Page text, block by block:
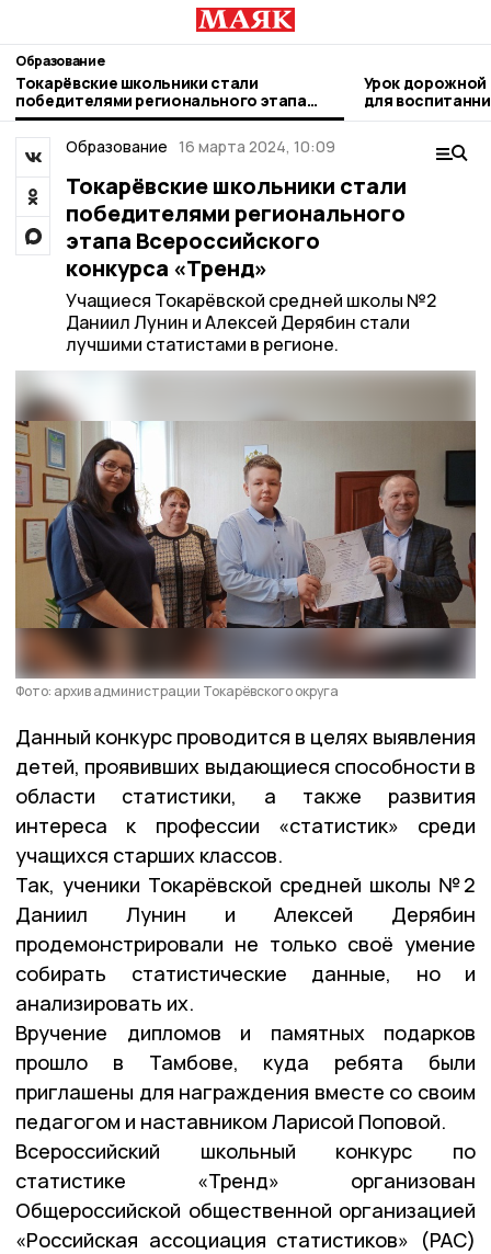
Образование
Токарёвские школьники стали
победителями регионального этапа
Всероссийского конкурса «Тренд»
Урок дорожной
для
«Родничок»
Образование 16 марта 2024, 10:09
Токарёвские школьники стали
победителями регионального
этапа Всероссийского
конкурса «Тренд»
Учащиеся Токарёвской средней школы №2
Даниил Лунин и Алексей Дерябин стали
лучшими статистами в регионе.
Фото: архив администрации Токарёвского округа
Данный конкурс проводится в целях выявления
детей, проявивших выдающиеся способности в
области статистики, а также развития
интереса к профессии «статистик» среди
учащихся старших классов.
Так, ученики Токарёвской средней школы №2
Даниил Лунин и Алексей Дерябин
продемонстрировали не только своё умение
собирать статистические данные, но и
анализировать их.
Вручение дипломов и памятных подарков
прошло в Тамбове, куда ребята были
приглашены для награждения вместе со своим
педагогом и наставником Ларисой Поповой.
Всероссийский школьный конкурс по
статистике «Тренд» организован
Общероссийской общественной организацией
«Российская ассоциация статистиков» (РАС)